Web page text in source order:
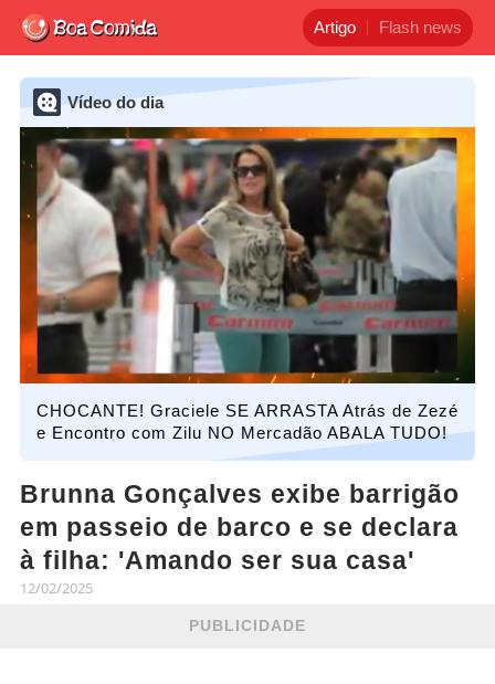
Artigo Flash news
Vídeo do dia
CHOCANTE! Graciele SE ARRASTA Atrás de Zezé
e Encontro com Zilu NO Mercadão ABALA TUDO!
Brunna Gonçalves exibe barrigão
em passeio de barco e se declara
à filha: 'Amando ser sua casa'
12/02/2025
PUBLICIDADE